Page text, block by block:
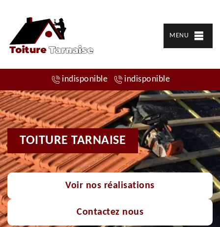
MENU
indisponible indisponible
TOITURE TARNAISE
Voir nos réalisations
Contactez nous